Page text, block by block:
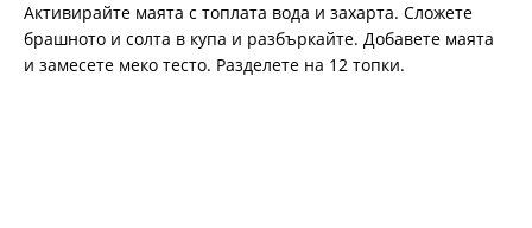
Активирайте маята с топлата вода и захарта. Сложете
брашното и солта в купа и разбъркайте. Добавете маята
и замесете меко тесто. Разделете на 12 топки.